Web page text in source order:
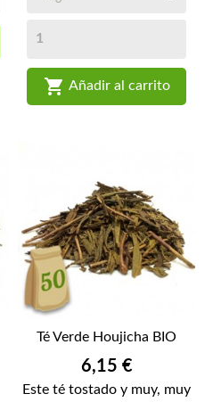
 Añadir al carrito
Té Verde Houjicha BIO
Precio
6,15 €
Este té tostado y muy, muy